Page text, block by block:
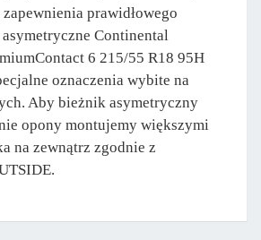
prawidłowego
Continental
6 215/55 R18 95H
oznaczenia wybite na
Aby bieżnik asymetryczny
opony montujemy większymi
na zewnątrz zgodnie z